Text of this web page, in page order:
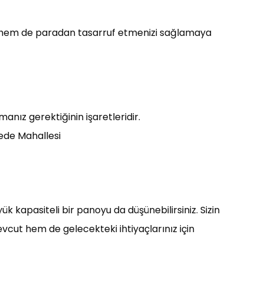
de paradan tasarruf etmenizi sağlamaya
gerektiğinin işaretleridir.
Mahallesi
kapasiteli bir panoyu da düşünebilirsiniz. Sizin
hem de gelecekteki ihtiyaçlarınız için